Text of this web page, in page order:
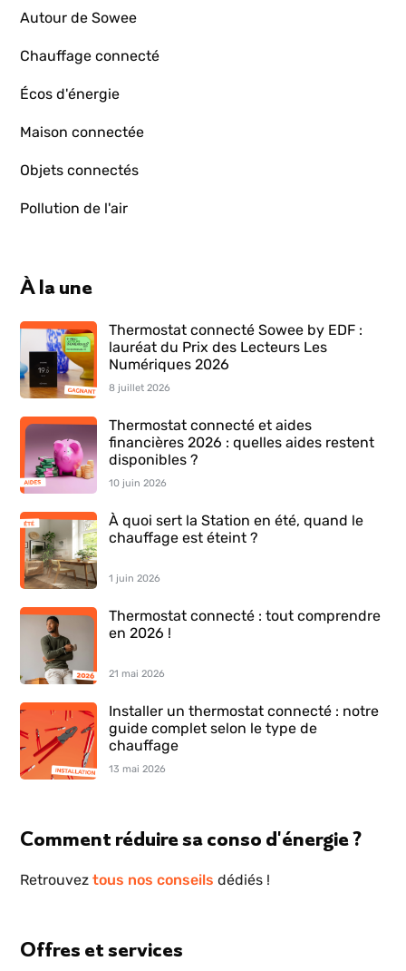
Autour de Sowee
Chauffage connecté
Écos d'énergie
Maison connectée
Objets connectés
Pollution de l'air
À la une
Thermostat connecté Sowee by EDF :
lauréat du Prix des Lecteurs Les
Numériques 2026
8 juillet 2026
Thermostat connecté et aides
financières 2026 : quelles aides restent
disponibles ?
10 juin 2026
À quoi sert la Station en été, quand le
chauffage est éteint ?
1 juin 2026
Thermostat connecté : tout comprendre
en 2026 !
21 mai 2026
Installer un thermostat connecté : notre
guide complet selon le type de
chauffage
13 mai 2026
Comment réduire sa conso d'énergie ?
Retrouveztous nos conseils dédiés !
Offres et services